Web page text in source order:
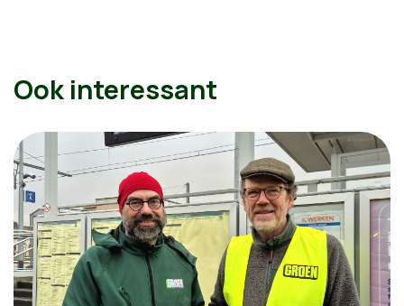
Ook interessant